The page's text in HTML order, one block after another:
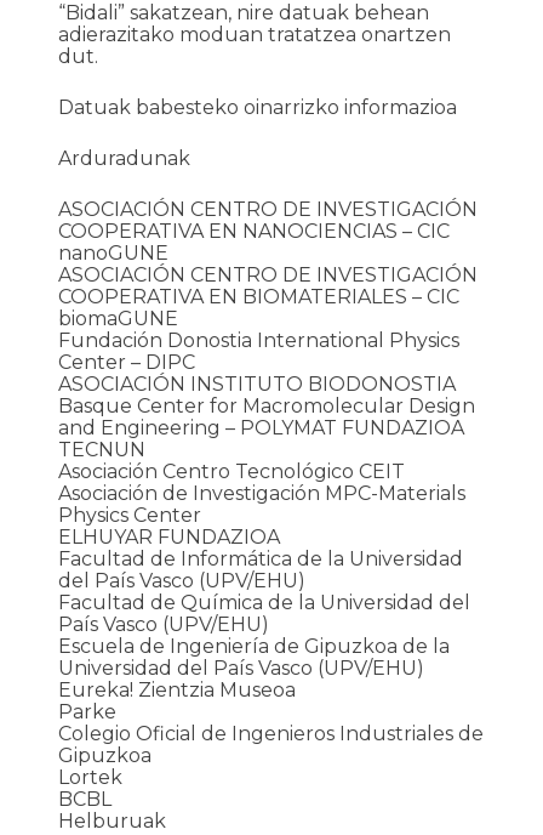
“Bidali” sakatzean, nire datuak behean
adierazitako moduan tratatzea onartzen
dut.
Datuak babesteko oinarrizko informazioa
Arduradunak
ASOCIACIÓN CENTRO DE INVESTIGACIÓN
COOPERATIVA EN NANOCIENCIAS – CIC
nanoGUNE
ASOCIACIÓN CENTRO DE INVESTIGACIÓN
COOPERATIVA EN BIOMATERIALES – CIC
biomaGUNE
Fundación Donostia International Physics
Center – DIPC
ASOCIACIÓN INSTITUTO BIODONOSTIA
Basque Center for Macromolecular Design
and Engineering – POLYMAT FUNDAZIOA
TECNUN
Asociación Centro Tecnológico CEIT
Asociación de Investigación MPC-Materials
Physics Center
ELHUYAR FUNDAZIOA
Facultad de Informática de la Universidad
del País Vasco (UPV/EHU)
Facultad de Química de la Universidad del
País Vasco (UPV/EHU)
Escuela de Ingeniería de Gipuzkoa de la
Universidad del País Vasco (UPV/EHU)
Eureka! Zientzia Museoa
Parke
Colegio Oficial de Ingenieros Industriales de
Gipuzkoa
Lortek
BCBL
Helburuak